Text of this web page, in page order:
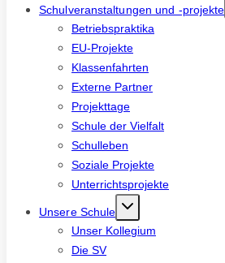
Schulveranstaltungen und -projekte
Betriebspraktika
EU-Projekte
Klassenfahrten
Externe Partner
Projekttage
Schule der Vielfalt
Schulleben
Soziale Projekte
Unterrichtsprojekte
Unsere Schule
Unser Kollegium
Die SV